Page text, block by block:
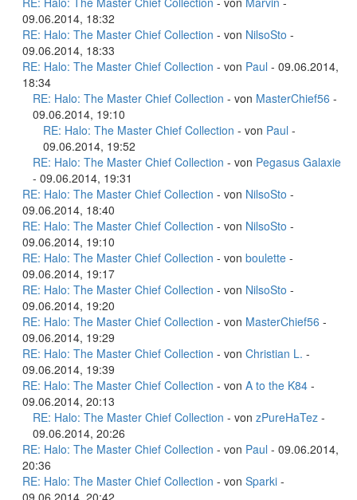
09.06.2014, 18:32
RE: Halo: The Master Chief Collection - von NilsoSto -
09.06.2014, 18:33
RE: Halo: The Master Chief Collection - von Paul - 09.06.2014,
18:34
RE: Halo: The Master Chief Collection - von MasterChief56 -
09.06.2014, 19:10
RE: Halo: The Master Chief Collection - von Paul -
09.06.2014, 19:52
RE: Halo: The Master Chief Collection - von Pegasus Galaxie
- 09.06.2014, 19:31
RE: Halo: The Master Chief Collection - von NilsoSto -
09.06.2014, 18:40
RE: Halo: The Master Chief Collection - von NilsoSto -
09.06.2014, 19:10
RE: Halo: The Master Chief Collection - von boulette -
09.06.2014, 19:17
RE: Halo: The Master Chief Collection - von NilsoSto -
09.06.2014, 19:20
RE: Halo: The Master Chief Collection - von MasterChief56 -
09.06.2014, 19:29
RE: Halo: The Master Chief Collection - von Christian L. -
09.06.2014, 19:39
RE: Halo: The Master Chief Collection - von A to the K84 -
09.06.2014, 20:13
RE: Halo: The Master Chief Collection - von zPureHaTez -
09.06.2014, 20:26
RE: Halo: The Master Chief Collection - von Paul - 09.06.2014,
20:36
RE: Halo: The Master Chief Collection - von Sparki -